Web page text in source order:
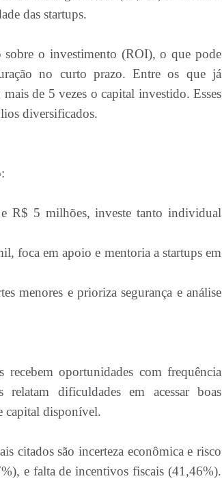
das startups.
sobre o investimento (ROI), o que pode
no curto prazo. Entre os que já
de 5 vezes o capital investido. Esses
diversificados.
R$ 5 milhões, investe tanto individual
foca em apoio e mentoria a startups em
menores e prioriza segurança e análise
oportunidades com frequência
dificuldades em acessar boas
capital disponível.
citados são incerteza econômica e risco
e falta de incentivos fiscais (41,46%).